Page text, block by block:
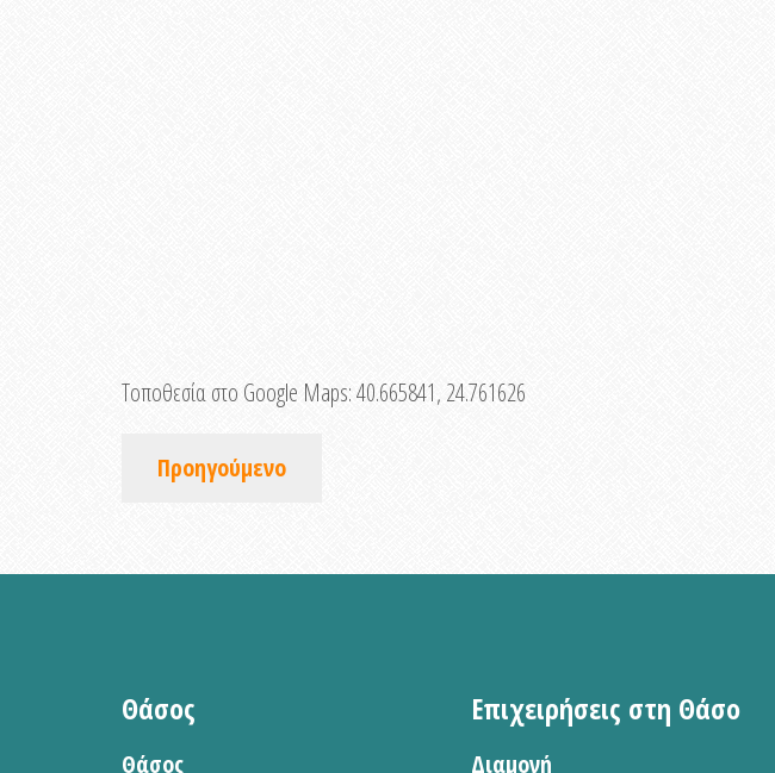
Τοποθεσία στο Google Maps:40.665841, 24.761626
Προηγούμενο
Θάσος
Θάσος
Επιχειρήσεις στη Θάσο
Διαμονή